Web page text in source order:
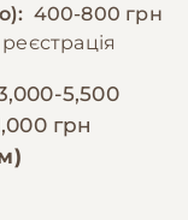
400-800 грн
5,500
грн